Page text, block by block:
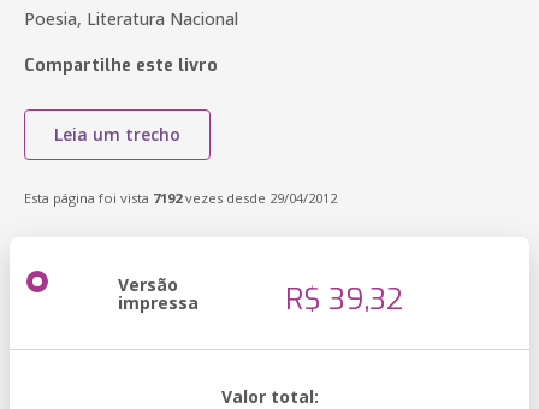
Poesia, Literatura Nacional
Compartilhe este livro
Leia um trecho
Esta página foi vista 7192vezes desde 29/04/2012
Versão
impressa R$ 39,32
Valor total: